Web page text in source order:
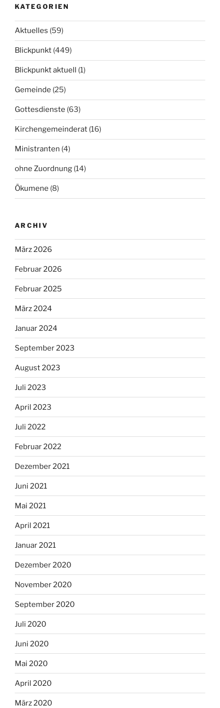
KATEGORIEN
Aktuelles (59)
Blickpunkt (449)
Blickpunkt aktuell (1)
Gemeinde (25)
Gottesdienste (63)
Kirchengemeinderat (16)
Ministranten (4)
ohne Zuordnung (14)
Ökumene (8)
ARCHIV
März 2026
Februar 2026
Februar 2025
März 2024
Januar 2024
September 2023
August 2023
Juli 2023
April 2023
Juli 2022
Februar 2022
Dezember 2021
Juni 2021
Mai 2021
April 2021
Januar 2021
Dezember 2020
November 2020
September 2020
Juli 2020
Juni 2020
Mai 2020
April 2020
März 2020